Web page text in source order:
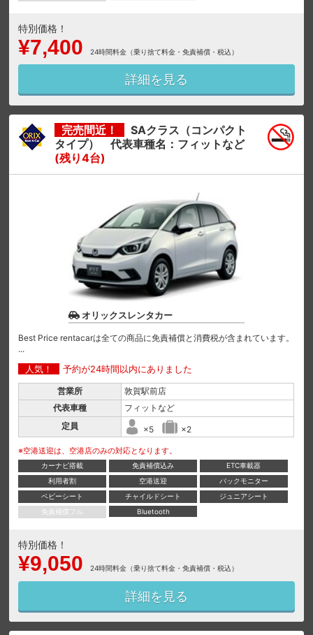
特別価格！
¥7,400 24時間料金（乗り捨て料金・免責補償・税込）
詳細を見る
完売間近！
SAクラス（コンパクト
タイプ） 代表車種名：フィットなど
(残り4台)
オリックスレンタカー
Best Price rentacarは全ての商品に免責補償と消費税が含まれています。
...
人気！ 予約が24時間以内にありました
営業所
敦賀駅前店
代表車種
フィットなど
定員
×5 ×2
※空港送迎は、空港店のみの対応となります。
カーナビ搭載 免責補償込み
ETC車載器
利用者割
空港送迎
バックモニター
ベビーシート
チャイルドシート
ジュニアシート
免責補償フル
Bluetooth
特別価格！
¥9,050 24時間料金（乗り捨て料金・免責補償・税込）
詳細を見る